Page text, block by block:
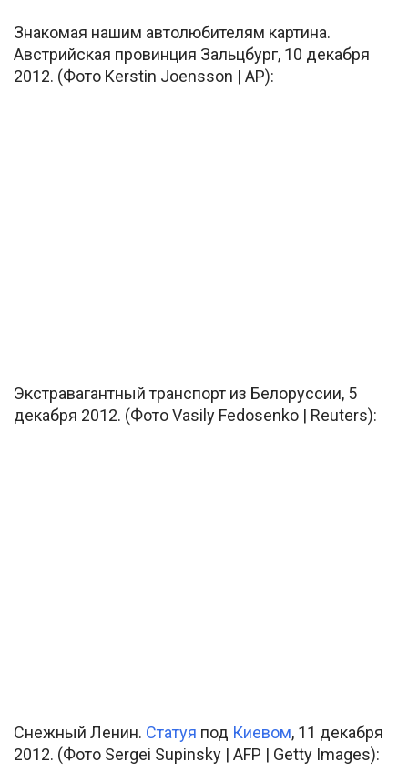
Знакомая нашим автолюбителям картина.
Австрийская провинция Зальцбург, 10 декабря
2012. (Фото Kerstin Joensson | AP):
Экстравагантный транспорт из Белоруссии, 5
декабря 2012. (Фото Vasily Fedosenko | Reuters):
Снежный Ленин. Статуя под Киевом, 11 декабря
2012. (Фото Sergei Supinsky | AFP | Getty Images):